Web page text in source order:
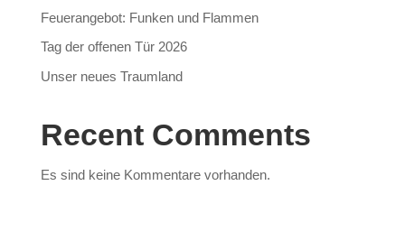
Feuerangebot: Funken und Flammen
Tag der offenen Tür 2026
Unser neues Traumland
Recent Comments
Es sind keine Kommentare vorhanden.